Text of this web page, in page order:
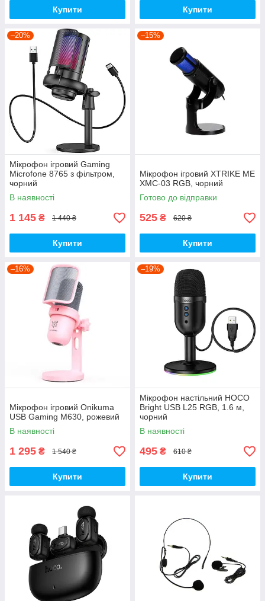
Купити Купити
–20%
Мікрофон ігровий Gaming
Microfone 8765 з фільтром,
чорний
В наявності
1 145 ₴ 1 440 ₴
Купити
–15%
Мікрофон ігровий XTRIKE ME
XMC-03 RGB, чорний
Готово до відправки
525 ₴ 620 ₴
Купити
–16%
Мікрофон ігровий Onikuma
USB Gaming M630, рожевий
В наявності
1 295 ₴ 1 540 ₴
Купити
–19%
Мікрофон настільний HOCO
Bright USB L25 RGB, 1.6 м,
чорний
В наявності
495 ₴ 610 ₴
Купити